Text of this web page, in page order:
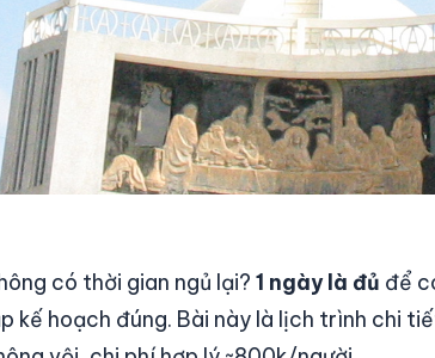
có thời gian ngủ lại? 1 ngày là đủ để
kế hoạch đúng. Bài này là lịch trình chi